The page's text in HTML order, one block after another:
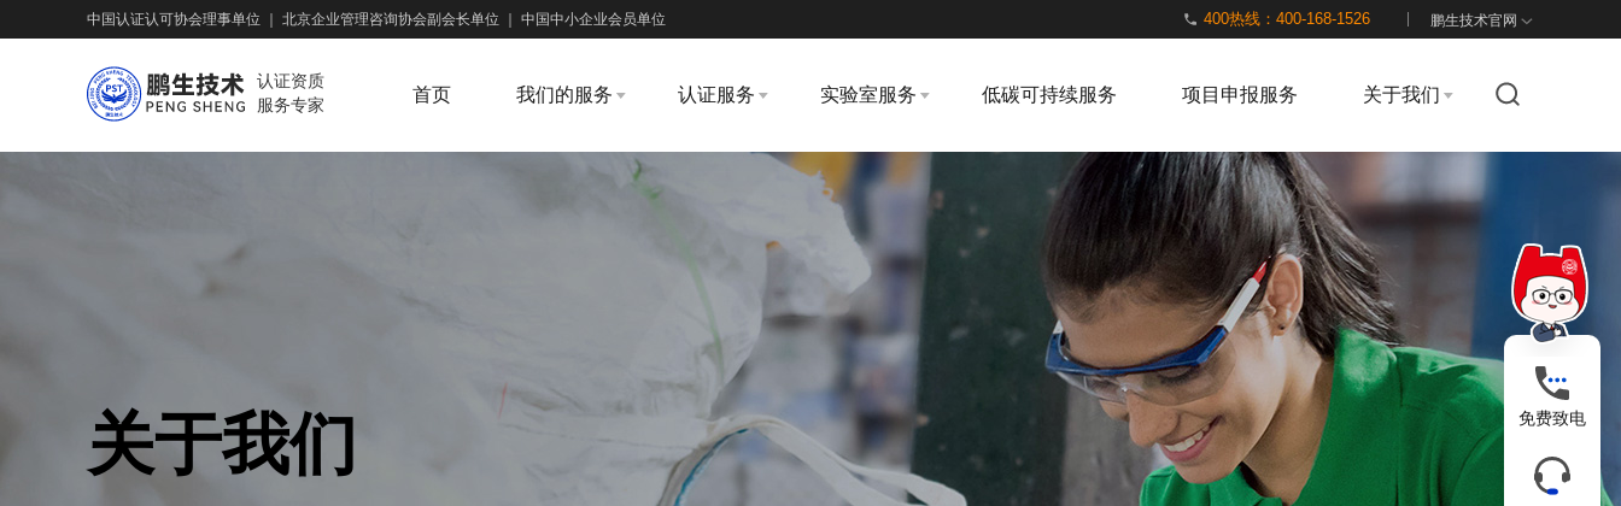
中国认证认可协会理事单位 北京企业管理咨询协会副会长单位 中国中小企业会员单位 400热线：400-168-1526 鹏生技术官网
认证资质
服务专家
首页 我们的服务 认证服务 实验室服务 低碳可持续服务 项目申报服务 关于我们
关于我们 免费致电